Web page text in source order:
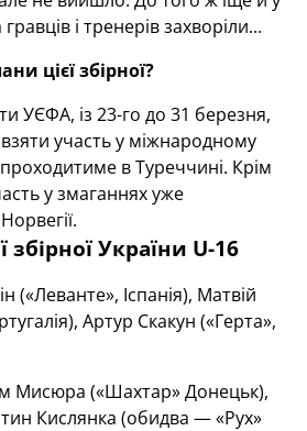
і тренерів захворіли...
цієї збірної?
УЄФА, із 23-го до 31 березня,
участь у міжнародному
в Туреччині. Крім
у змаганнях уже
України U-16
(«Леванте», Іспанія), Матвій
Артур Скакун («Герта»,
Мисюра («Шахтар» Донецьк),
Кислянка (обидва — «Рух»